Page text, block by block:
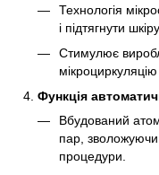
Технологія
і підтягнути шкіру.
Стимулює
мікроциркуляцію
Функція
Вбудований
пар,
процедури.